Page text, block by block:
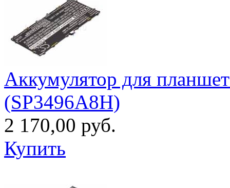
Аккумулятор для
(SP3496A8H)
2 170,00 руб.
Купить